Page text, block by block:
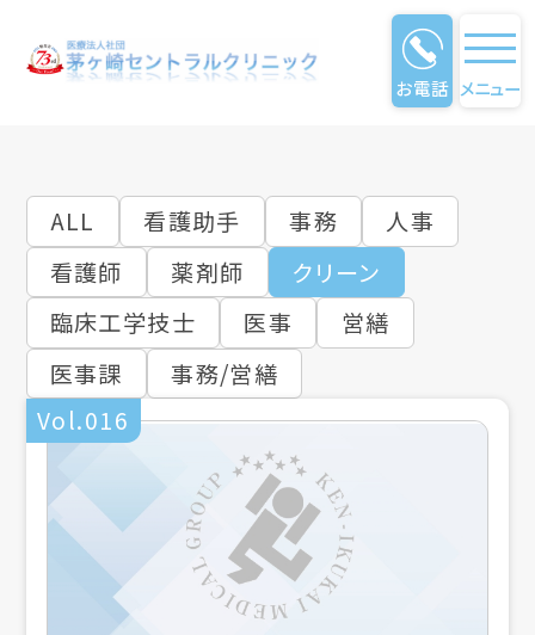
お電話 メニュー
ALL 看護助手 事務
人事
看護師
薬剤師
クリーン
臨床工学技士
医事
営繕
医事課
事務/営繕
Vol.016